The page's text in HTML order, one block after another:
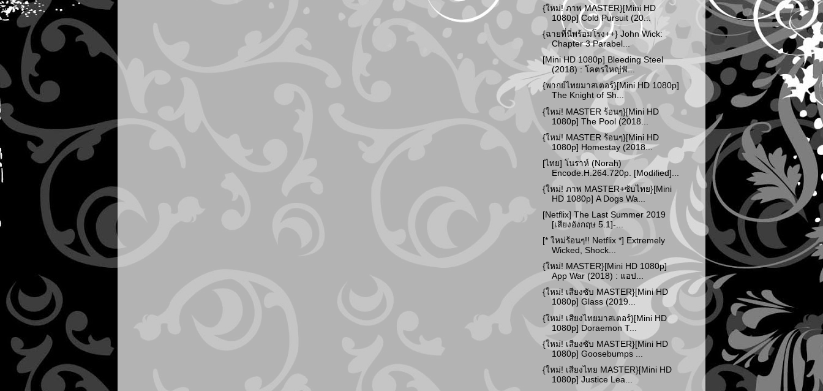
{ใหม่! ภาพ MASTER}[Mini HD
1080p] Cold Pursuit (20...
{ฉายที่นี่พร้อมโรง++} John Wick:
Chapter 3 Parabel...
[Mini HD 1080p] Bleeding Steel
(2018) : โคตรใหญ่ฟั...
{พากย์ไทยมาสเตอร์}[Mini HD 1080p]
The Knight of Sh...
{ใหม่! MASTER ร้อนๆ}[Mini HD
1080p] The Pool (2018...
{ใหม่! MASTER ร้อนๆ}[Mini HD
1080p] Homestay (2018...
[ไทย] โนราห์ (Norah)
Encode.H.264.720p. [Modified]...
{ใหม่! ภาพ MASTER+ซับไทย}[Mini
HD 1080p] A Dogs Wa...
[Netflix] The Last Summer 2019
[เสียงอังกฤษ 5.1]-...
[* ใหม่ร้อนๆ!! Netflix *] Extremely
Wicked, Shock...
{ใหม่! MASTER}[Mini HD 1080p]
App War (2018) : แอป...
{ใหม่! เสียงซับ MASTER}[Mini HD
1080p] Glass (2019...
{ใหม่! เสียงไทยมาสเตอร์}[Mini HD
1080p] Doraemon T...
{ใหม่! เสียงซับ MASTER}[Mini HD
1080p] Goosebumps ...
{ใหม่! เสียงไทย MASTER}[Mini HD
1080p] Justice Lea...